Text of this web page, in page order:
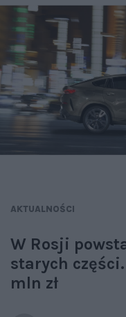
AKTUALNOŚCI
W Rosji
starych
mln zł